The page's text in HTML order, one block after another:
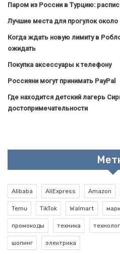
Паром из России в Турцию:
Лучшие места для прогулок около
Когда ждать новую лимиту в
ожидать
Покупка аксессуары к телефону
Россияни могут принимать PayPal
Где находится детский лагерь
достопримечательности
Alibaba AliExpress Amazon
Temu TikTok Walmart
промокоды техника
шопинг электрика